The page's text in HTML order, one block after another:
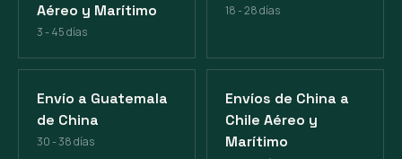
Aéreo y Marítimo
3 - 45 días
18 - 28 días
Envío a Guatemala
de China
30 - 38 días
Envíos de China a
Chile Aéreo y
Marítimo